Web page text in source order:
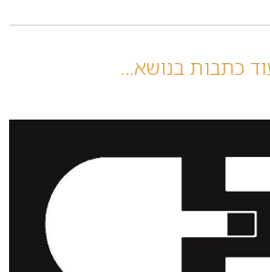
כתבות בנושא...